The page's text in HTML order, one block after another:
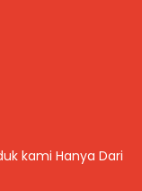
kami Hanya Dari